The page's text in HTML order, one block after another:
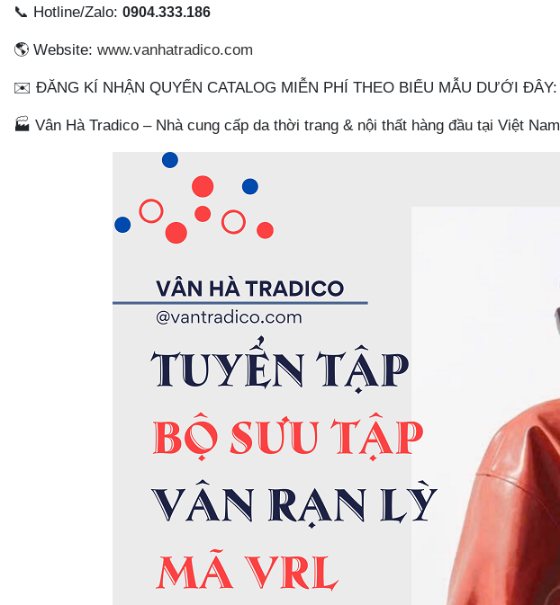
📞 Hotline/Zalo: 0904.333.186
🌎 Website: www.vanhatradico.com
✉ ️ ĐĂNG KÍ NHẬN QUYỂN CATALOG MIỄN PHÍ THEO BIỂU MẪU DƯỚI ĐÂY:
🏭 Vân Hà Tradico – Nhà cung cấp da thời trang & nội thất hàng đầu tại Việt Nam